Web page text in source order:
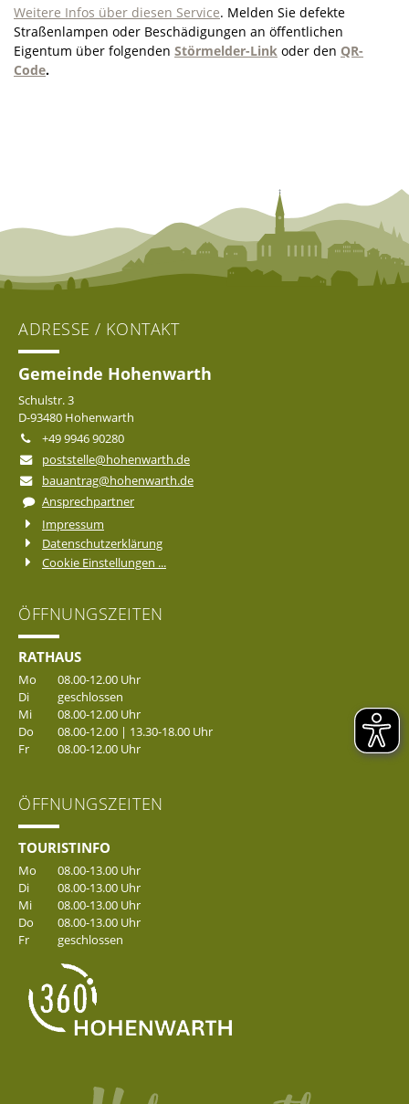
Weitere Infos über diesen Service. Melden Sie defekte
Straßenlampen oder Beschädigungen an öffentlichen
Eigentum über folgenden Störmelder-Link oder den QR-
Code.
ADRESSE / KONTAKT
Gemeinde Hohenwarth
Schulstr. 3
D-93480 Hohenwarth
+49 9946 90280
poststelle@hohenwarth.de
bauantrag@hohenwarth.de
Ansprechpartner
Impressum
Datenschutzerklärung
Cookie Einstellungen ...
ÖFFNUNGSZEITEN
RATHAUS
Mo
08.00-12.00 Uhr
Di
geschlossen
Mi
08.00-12.00 Uhr
Do
08.00-12.00 | 13.30-18.00 Uhr
Fr
08.00-12.00 Uhr
ÖFFNUNGSZEITEN
TOURISTINFO
Mo
08.00-13.00 Uhr
Di
08.00-13.00 Uhr
Mi
08.00-13.00 Uhr
Do
08.00-13.00 Uhr
Fr
geschlossen